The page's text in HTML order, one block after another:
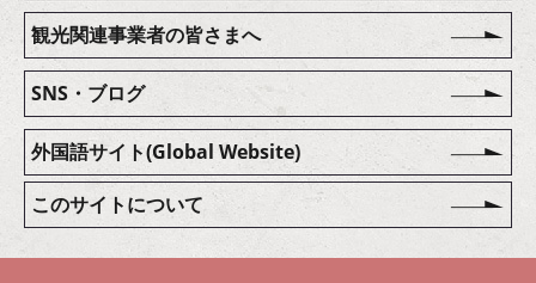
観光関連事業者の皆さまへ
SNS・ブログ
外国語サイト(Global Website)
このサイトについて